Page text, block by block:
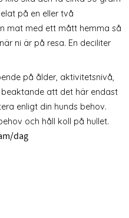
på en eller två
mat med ett mått hemma så
ni är på resa. En deciliter
på ålder, aktivitetsnivå,
att det här endast
enligt din hunds behov.
och håll koll på hullet.
dag